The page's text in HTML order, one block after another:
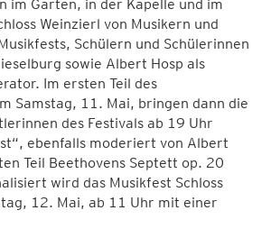
im Garten, in der Kapelle und im
Weinzierl von Musikern und
Schülern und Schülerinnen
sowie Albert Hosp als
Im ersten Teil des
Samstag, 11. Mai, bringen dann die
des Festivals ab 19 Uhr
ebenfalls moderiert von Albert
Teil Beethovens Septett op. 20
wird das Musikfest Schloss
12. Mai, ab 11 Uhr mit einer